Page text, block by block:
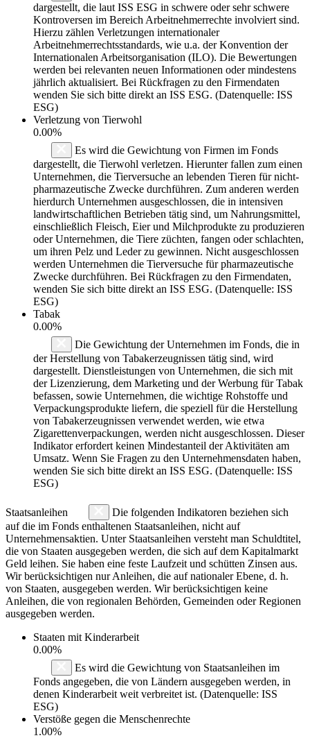
dargestellt, die laut ISS ESG in schwere oder sehr schwere
Kontroversen im Bereich Arbeitnehmerrechte involviert sind.
Hierzu zählen Verletzungen internationaler
Arbeitnehmerrechtsstandards, wie u.a. der Konvention der
Internationalen Arbeitsorganisation (ILO). Die Bewertungen
werden bei relevanten neuen Informationen oder mindestens
jährlich aktualisiert. Bei Rückfragen zu den Firmendaten
wenden Sie sich bitte direkt an ISS ESG. (Datenquelle: ISS
ESG)
Verletzung von Tierwohl
0.00%
Es wird die Gewichtung von Firmen im Fonds
dargestellt, die Tierwohl verletzen. Hierunter fallen zum einen
Unternehmen, die Tierversuche an lebenden Tieren für nicht-
pharmazeutische Zwecke durchführen. Zum anderen werden
hierdurch Unternehmen ausgeschlossen, die in intensiven
landwirtschaftlichen Betrieben tätig sind, um Nahrungsmittel,
einschließlich Fleisch, Eier und Milchprodukte zu produzieren
oder Unternehmen, die Tiere züchten, fangen oder schlachten,
um ihren Pelz und Leder zu gewinnen. Nicht ausgeschlossen
werden Unternehmen die Tierversuche für pharmazeutische
Zwecke durchführen. Bei Rückfragen zu den Firmendaten,
wenden Sie sich bitte direkt an ISS ESG. (Datenquelle: ISS
ESG)
Tabak
0.00%
Die Gewichtung der Unternehmen im Fonds, die in
der Herstellung von Tabakerzeugnissen tätig sind, wird
dargestellt. Dienstleistungen von Unternehmen, die sich mit
der Lizenzierung, dem Marketing und der Werbung für Tabak
befassen, sowie Unternehmen, die wichtige Rohstoffe und
Verpackungsprodukte liefern, die speziell für die Herstellung
von Tabakerzeugnissen verwendet werden, wie etwa
Zigarettenverpackungen, werden nicht ausgeschlossen. Dieser
Indikator erfordert keinen Mindestanteil der Aktivitäten am
Umsatz. Wenn Sie Fragen zu den Unternehmensdaten haben,
wenden Sie sich bitte direkt an ISS ESG. (Datenquelle: ISS
ESG)
Staatsanleihen
Die folgenden Indikatoren beziehen sich
auf die im Fonds enthaltenen Staatsanleihen, nicht auf
Unternehmensaktien. Unter Staatsanleihen versteht man Schuldtitel,
die von Staaten ausgegeben werden, die sich auf dem Kapitalmarkt
Geld leihen. Sie haben eine feste Laufzeit und schütten Zinsen aus.
Wir berücksichtigen nur Anleihen, die auf nationaler Ebene, d. h.
von Staaten, ausgegeben werden. Wir berücksichtigen keine
Anleihen, die von regionalen Behörden, Gemeinden oder Regionen
ausgegeben werden.
Staaten mit Kinderarbeit
0.00%
Es wird die Gewichtung von Staatsanleihen im
Fonds angegeben, die von Ländern ausgegeben werden, in
denen Kinderarbeit weit verbreitet ist. (Datenquelle: ISS
ESG)
Verstöße gegen die Menschenrechte
1.00%